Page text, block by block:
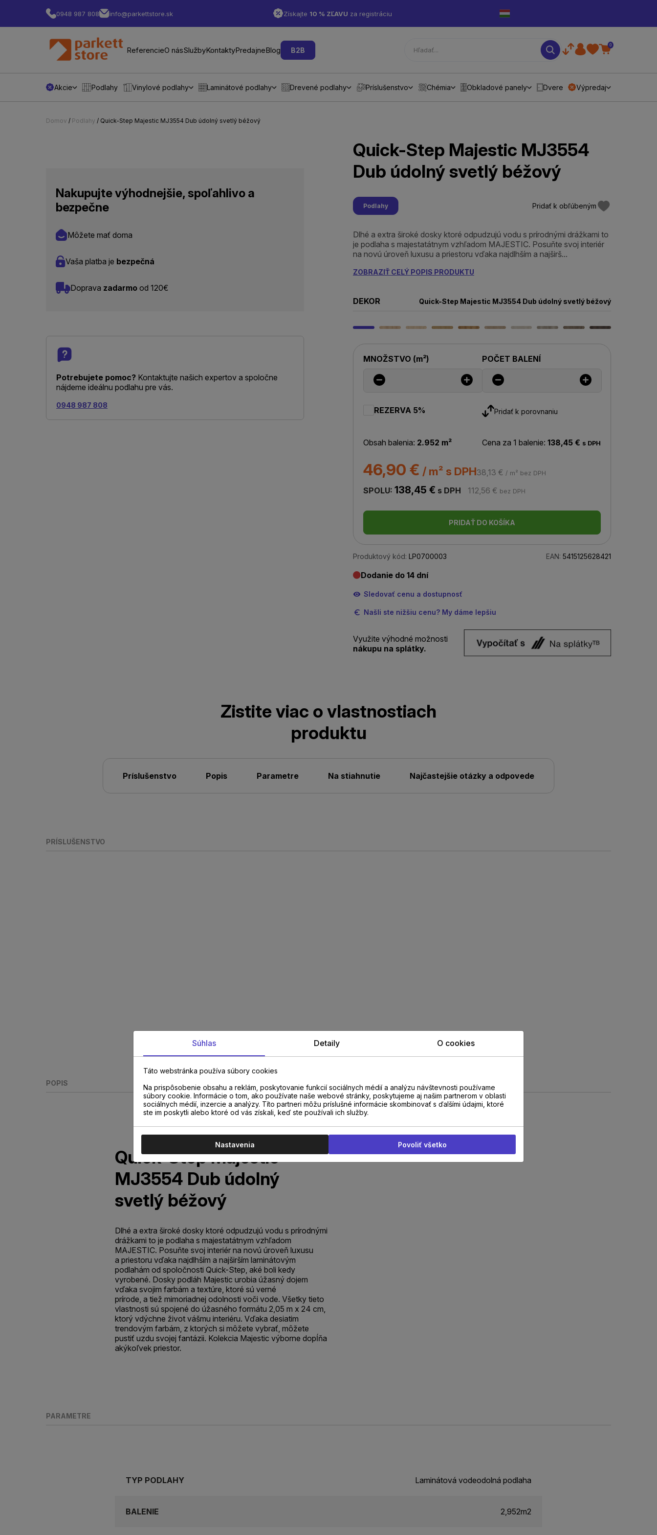
0948 987 808 info@parkettstore.sk Získajte 10 % ZĽAVU za registráciu
ReferencieO násSlužbyKontaktyPredajneBlog B2B
0
Akcie Podlahy Vinylové podlahy Laminátové podlahy Drevené podlahy Príslušenstvo Chémia Obkladové panely Dvere Výpredaj
Domov / Podlahy / Quick-Step Majestic MJ3554 Dub údolný svetlý béžový
Nakupujte výhodnejšie, spoľahlivo a
bezpečne
Môžete mať doma
Vaša platba je bezpečná
Doprava zadarmo od 120€
Potrebujete pomoc? Kontaktujte našich expertov a spoločne
nájdeme ideálnu podlahu pre vás.
0948 987 808
Quick-Step Majestic MJ3554
Dub údolný svetlý béžový
Podlahy Pridať k obľúbeným
Dlhé a extra široké dosky ktoré odpudzujú vodu s prírodnými drážkami to
je podlaha s majestatátnym vzhľadom MAJESTIC. Posuňte svoj interiér
na novú úroveň luxusu a priestoru vďaka najdlhším a najširš...
ZOBRAZIŤ CELÝ POPIS PRODUKTU
DEKOR Quick-Step Majestic MJ3554 Dub údolný svetlý béžový
MNOŽSTVO (m²) POČET BALENÍ
REZERVA 5% Pridať k porovnaniu
Obsah balenia: 2.952 m² Cena za 1 balenie: 138,45 € s DPH
46,90 € / m² s DPH38,13 € / m² bez DPH
SPOLU: 138,45 € s DPH 112,56 € bez DPH
PRIDAŤ DO KOŠÍKA
Produktový kód: LP0700003 EAN: 5415125628421
Dodanie do 14 dní
Sledovať cenu a dostupnosť
Našli ste nižšiu cenu? My dáme lepšiu
Využite výhodné možnosti
nákupu na splátky.
Zistite viac o vlastnostiach
produktu
Príslušenstvo Popis Parametre Na stiahnutie Najčastejšie otázky a odpovede
PRÍSLUŠENSTVO
POPIS
Quick-Step Majestic
MJ3554 Dub údolný
svetlý béžový
Dlhé a extra široké dosky ktoré odpudzujú vodu s prírodnými
drážkami to je podlaha s majestatátnym vzhľadom
MAJESTIC. Posuňte svoj interiér na novú úroveň luxusu
a priestoru vďaka najdlhším a najširším laminátovým
podlahám od spoločnosti Quick-Step, aké boli kedy
vyrobené. Dosky podláh Majestic urobia úžasný dojem
vďaka svojim farbám a textúre, ktoré sú verné
prírode, a tiež mimoriadnej odolnosti voči vode. Všetky tieto
vlastnosti sú spojené do úžasného formátu 2,05 m x 24 cm,
ktorý vdýchne život vášmu interiéru. Vďaka desiatim
trendovým farbám, z ktorých si môžete vybrať, môžete
pustiť uzdu svojej fantázii. Kolekcia Majestic výborne dopĺňa
akýkoľvek priestor.
PARAMETRE
TYP PODLAHY Laminátová vodeodolná podlaha
BALENIE 2,952m2
Súhlas Detaily O cookies
Táto webstránka používa súbory cookies
Na prispôsobenie obsahu a reklám, poskytovanie funkcií sociálnych médií a analýzu návštevnosti používame
súbory cookie. Informácie o tom, ako používate naše webové stránky, poskytujeme aj našim partnerom v oblasti
sociálnych médií, inzercie a analýzy. Títo partneri môžu príslušné informácie skombinovať s ďalšími údajmi, ktoré
ste im poskytli alebo ktoré od vás získali, keď ste používali ich služby.
Nastavenia Povoliť všetko